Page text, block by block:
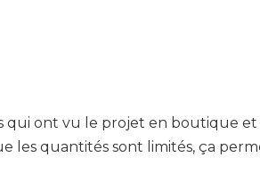
qui ont vu le projet en boutique
les quantités sont limités, ça